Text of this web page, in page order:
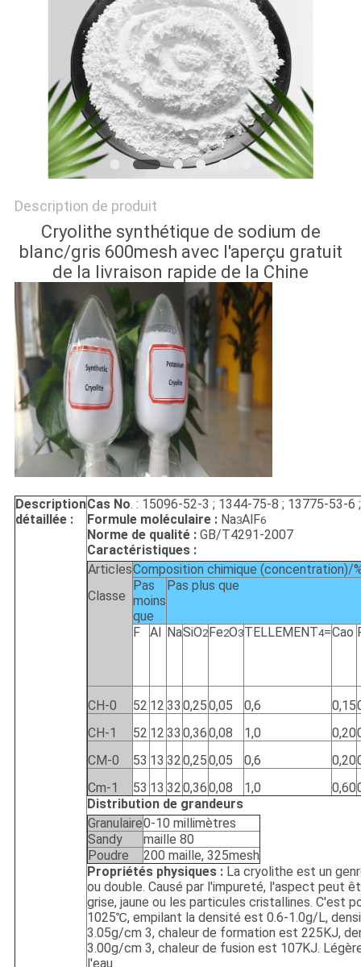
DEMANDEZ
UN DEVIS
PLAN
POLITIQUE
DE
CONFIDENTIALITÉ
Description de produit
Cryolithe synthétique de sodium de
blanc/gris 600mesh avec l'aperçu gratuit
de la livraison rapide de la Chine
Description
détaillée :
Cas No. : 15096-52-3 ; 1344-75-8 ; 13775-53-6
Formule moléculaire : Na3AlF6
Norme de qualité :GB/T4291-2007
Caractéristiques :
Articles
Classe
Composition chimique (concentration)/
Pas
moins
que
Pas plus que
F Al NaSiO2Fe2O3TELLEMENT4=Cao
CH-0 52 12 33 0,250,05 0,6 0,15
CH-1
52 12 33 0,360,08 1,0 0,20
CM-0
53 13 320,250,05 0,6 0,20
Cm-1
53 13 320,360,08 1,0 0,60
Distribution de grandeurs
Granulaire0-10 millimètres
Sandy
maille 80
Poudre
200 maille, 325mesh
Propriétés physiques :La cryolithe est un
ou double. Causé par l'impureté, l'aspect peut
grise, jaune ou les particules cristallines. C'est
1025℃, empilant la densité est 0.6-1.0g/L,
3.05g/cm 3, chaleur de formation est 225KJ,
3.00g/cm 3, chaleur de fusion est 107KJ.
l'eau.